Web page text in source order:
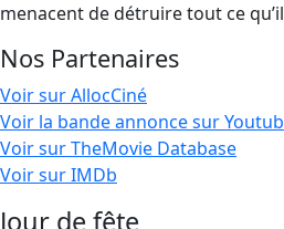
menacent de détruire tout ce
Nos Partenaires
Voir sur AllocCiné
Voir la bande annonce sur
Voir sur TheMovie Database
Voir sur IMDb
Jour de fête